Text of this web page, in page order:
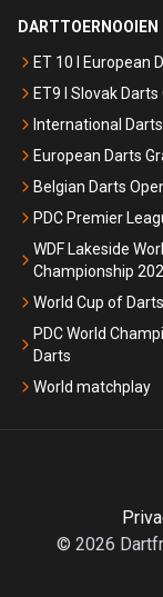
DARTTOERNOOIEN
ET 10 I European
ET9 I Slovak Darts
International
European Darts
Belgian Darts
PDC Premier
WDF Lakeside
Championship
World Cup of Darts
PDC World
Darts
World matchplay
© 2026